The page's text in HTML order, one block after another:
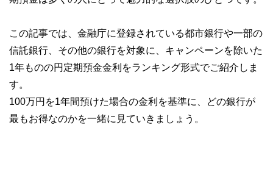
この記事では、金融庁に登録されている都市銀行や一部の
信託銀行、その他の銀行を対象に、キャンペーンを除いた
1年ものの円定期預金金利をランキング形式でご紹介しま
す。
100万円を1年間預けた場合の金利を基準に、どの銀行が
最もお得なのかを一緒に見ていきましょう。